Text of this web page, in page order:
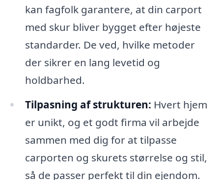
kan fagfolk garantere, at din carport
med skur bliver bygget efter højeste
standarder. De ved, hvilke metoder
der sikrer en lang levetid og
holdbarhed.
Tilpasning af strukturen: Hvert hjem
er unikt, og et godt firma vil arbejde
sammen med dig for at tilpasse
carporten og skurets størrelse og stil,
så de passer perfekt til din ejendom.